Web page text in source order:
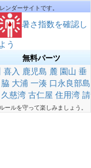
ダーサイトです。
暑さ指数を確認し
よう
無料パーツ
喜入 鹿児島 麓 園山 垂
大浦 一湊 口永良部島
久慈湾 古仁屋 住用湾 請
ルを守って楽しみましょう。